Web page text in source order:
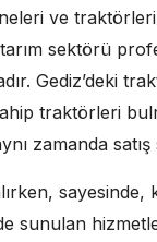
ve
sektörü
Gediz’deki
traktörleri
zamanda
sayesinde,
sunulan